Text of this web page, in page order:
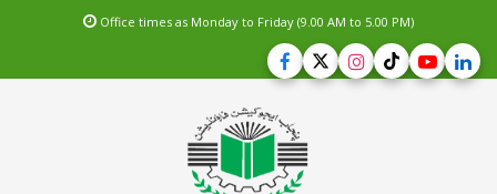
Office times as Monday to Friday (9.00 AM to 5.00 PM)